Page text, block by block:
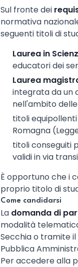
Sul fronte dei
normativa
seguenti titoli di
Laurea in
educatori dei
Laurea
integrata da un
nell'ambito
titoli
Romagna
titoli conseguiti
validi in via
È opportuno che i
proprio titolo di
Come candidarsi
La domanda di
modalità
Secchia o tramite
Pubblica
Per accedere alla